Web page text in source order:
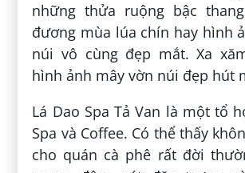
những thửa ruộng bậc
đương mùa lúa chín hay hình
núi vô cùng đẹp mắt. Xa
hình ảnh mây vờn núi đẹp hút
Lá Dao Spa Tả Van là một tổ
Spa và Coffee. Có thể thấy
cho quán cà phê rất đời